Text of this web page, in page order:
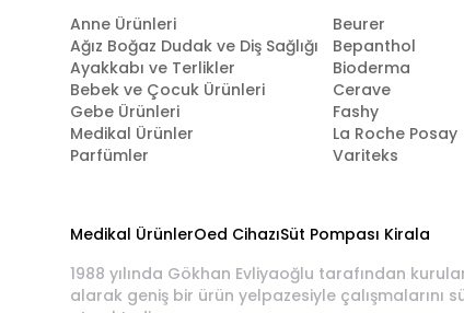
Anne Ürünleri
Ağız Boğaz Dudak ve Diş Sağlığı
Ayakkabı ve Terlikler
Bebek ve Çocuk Ürünleri
Gebe Ürünleri
Medikal Ürünler
Parfümler
Beurer
Bepanthol
Bioderma
Cerave
Fashy
La Roche Posay
Variteks
Medikal ÜrünlerOed CihazıSüt Pompası Kirala
1988 yılında Gökhan Evliyaoğlu tarafından
alarak geniş bir ürün yelpazesiyle